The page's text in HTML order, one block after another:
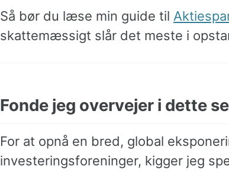
Så bør du læse min guide til
skattemæssigt slår det meste i
Fonde jeg overvejer i dette
For at opnå en bred, global
investeringsforeninger, kigger jeg